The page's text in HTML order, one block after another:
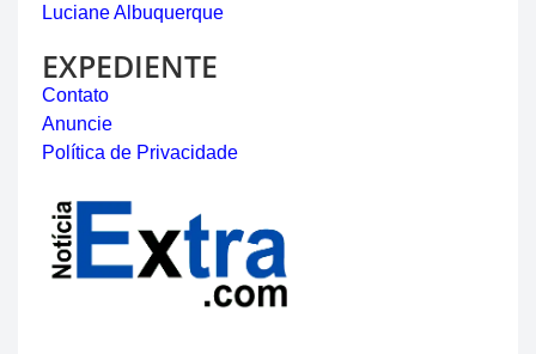
Luciane Albuquerque
EXPEDIENTE
Contato
Anuncie
Política de Privacidade